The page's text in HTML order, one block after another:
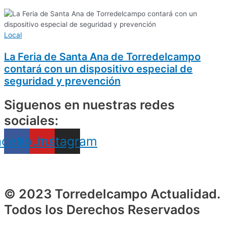
Local
La Feria de Santa Ana de Torredelcampo
contará con un dispositivo especial de
seguridad y prevención
Siguenos en nuestras redes
sociales:
Youtube
Instagram
© 2023 Torredelcampo Actualidad.
Todos los Derechos Reservados